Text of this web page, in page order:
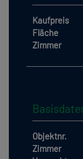
Kaufpreis
Fläche
Zimmer
Objektnr.
Zimmer